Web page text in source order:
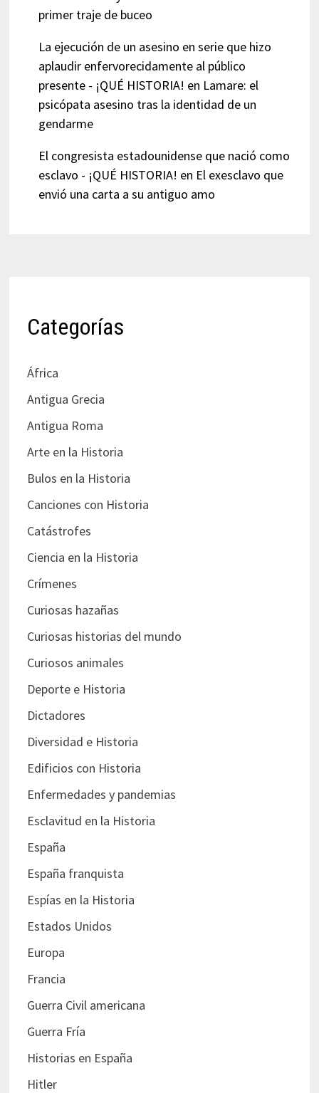
primer traje de buceo
La ejecución de un asesino en serie que hizo
aplaudir enfervorecidamente al público
presente - ¡QUÉ HISTORIA! en Lamare: el
psicópata asesino tras la identidad de un
gendarme
El congresista estadounidense que nació como
esclavo - ¡QUÉ HISTORIA! en El exesclavo que
envió una carta a su antiguo amo
Categorías
África
Antigua Grecia
Antigua Roma
Arte en la Historia
Bulos en la Historia
Canciones con Historia
Catástrofes
Ciencia en la Historia
Crímenes
Curiosas hazañas
Curiosas historias del mundo
Curiosos animales
Deporte e Historia
Dictadores
Diversidad e Historia
Edificios con Historia
Enfermedades y pandemias
Esclavitud en la Historia
España
España franquista
Espías en la Historia
Estados Unidos
Europa
Francia
Guerra Civil americana
Guerra Fría
Historias en España
Hitler